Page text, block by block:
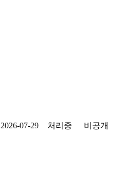
2026-07-29 처리중 비공개